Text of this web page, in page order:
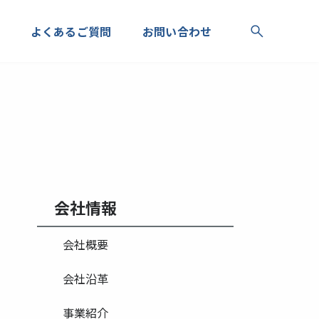
よくあるご質問 お問い合わせ
会社情報
会社概要
会社沿革
事業紹介